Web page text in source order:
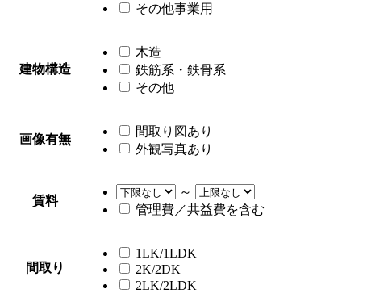
その他事業用
建物構造
木造
鉄筋系・鉄骨系
その他
画像有無
間取り図あり
外観写真あり
賃料
～
管理費／共益費を含む
間取り
1LK/1LDK
2K/2DK
2LK/2LDK